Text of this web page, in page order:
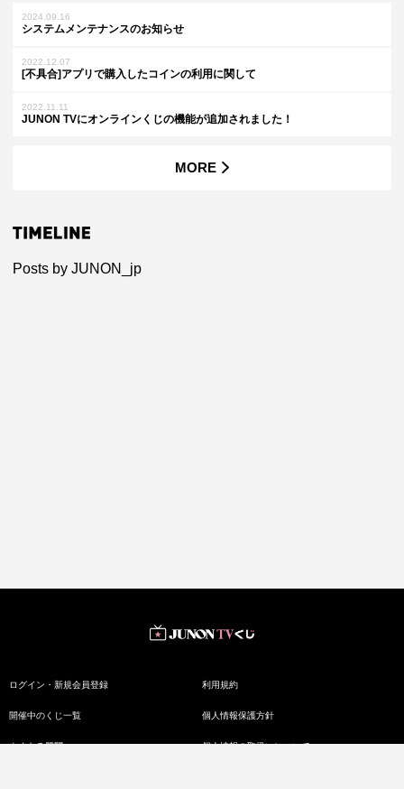
2024.09.16
システムメンテナンスのお知らせ
2022.12.07
[不具合]アプリで購入したコインの利用に関して
2022.11.11
JUNON TVにオンラインくじの機能が追加されました！
MORE
Posts by JUNON_jp
ログイン・新規会員登録
開催中のくじ一覧
よくある質問
利用規約
個人情報保護方針
個人情報の取扱いについて